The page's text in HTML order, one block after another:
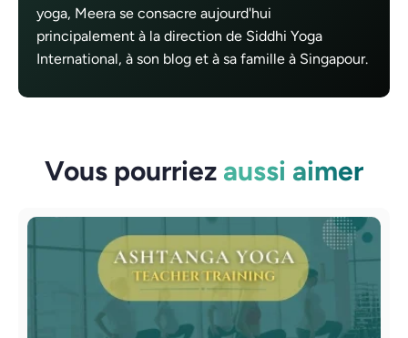
yoga, Meera se consacre aujourd'hui
principalement à la direction de Siddhi Yoga
International, à son blog et à sa famille à Singapour.
Vous pourriez aussi aimer